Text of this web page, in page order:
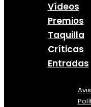
Vídeos
Premios
Taquilla
Críticas
Entradas